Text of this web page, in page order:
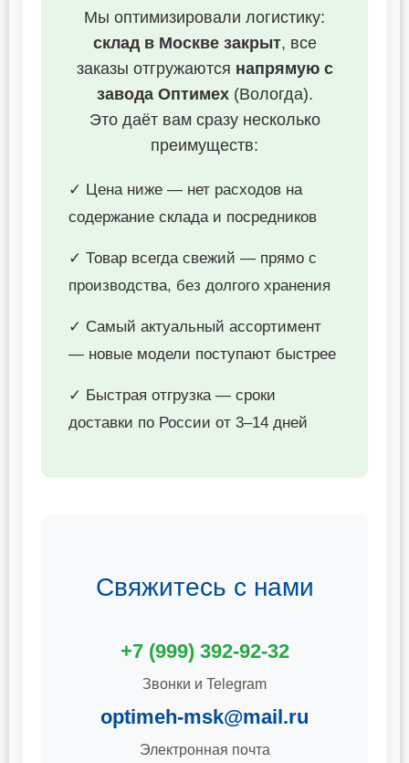
Мы оптимизировали логистику:
склад в Москве закрыт, все
заказы отгружаются напрямую с
завода Оптимех(Вологда).
Это даёт вам сразу несколько
преимуществ:
✓ Цена ниже — нет расходов на
содержание склада и посредников
✓ Товар всегда свежий — прямо с
производства, без долгого хранения
✓ Самый актуальный ассортимент
— новые модели поступают быстрее
✓ Быстрая отгрузка — сроки
доставки по России от 3–14 дней
Свяжитесь с нами
+7 (999) 392-92-32
Звонки и Telegram
optimeh-msk@mail.ru
Электронная почта